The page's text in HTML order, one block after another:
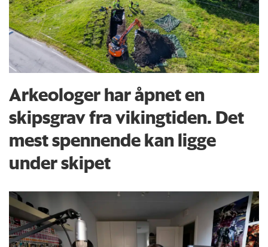
Arkeologer har åpnet en
skipsgrav fra vikingtiden. Det
mest spennende kan ligge
under skipet